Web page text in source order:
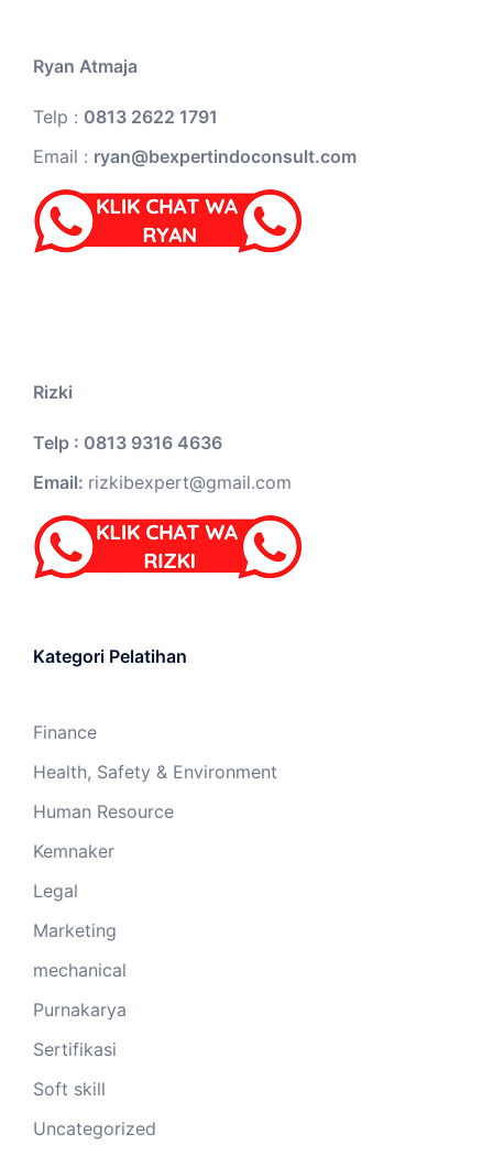
Ryan Atmaja
Telp : 0813 2622 1791
Email : ryan@bexpertindoconsult.com
Rizki
Telp : 0813 9316 4636
Email: rizkibexpert@gmail.com
Kategori Pelatihan
Finance
Health, Safety & Environment
Human Resource
Kemnaker
Legal
Marketing
mechanical
Purnakarya
Sertifikasi
Soft skill
Uncategorized